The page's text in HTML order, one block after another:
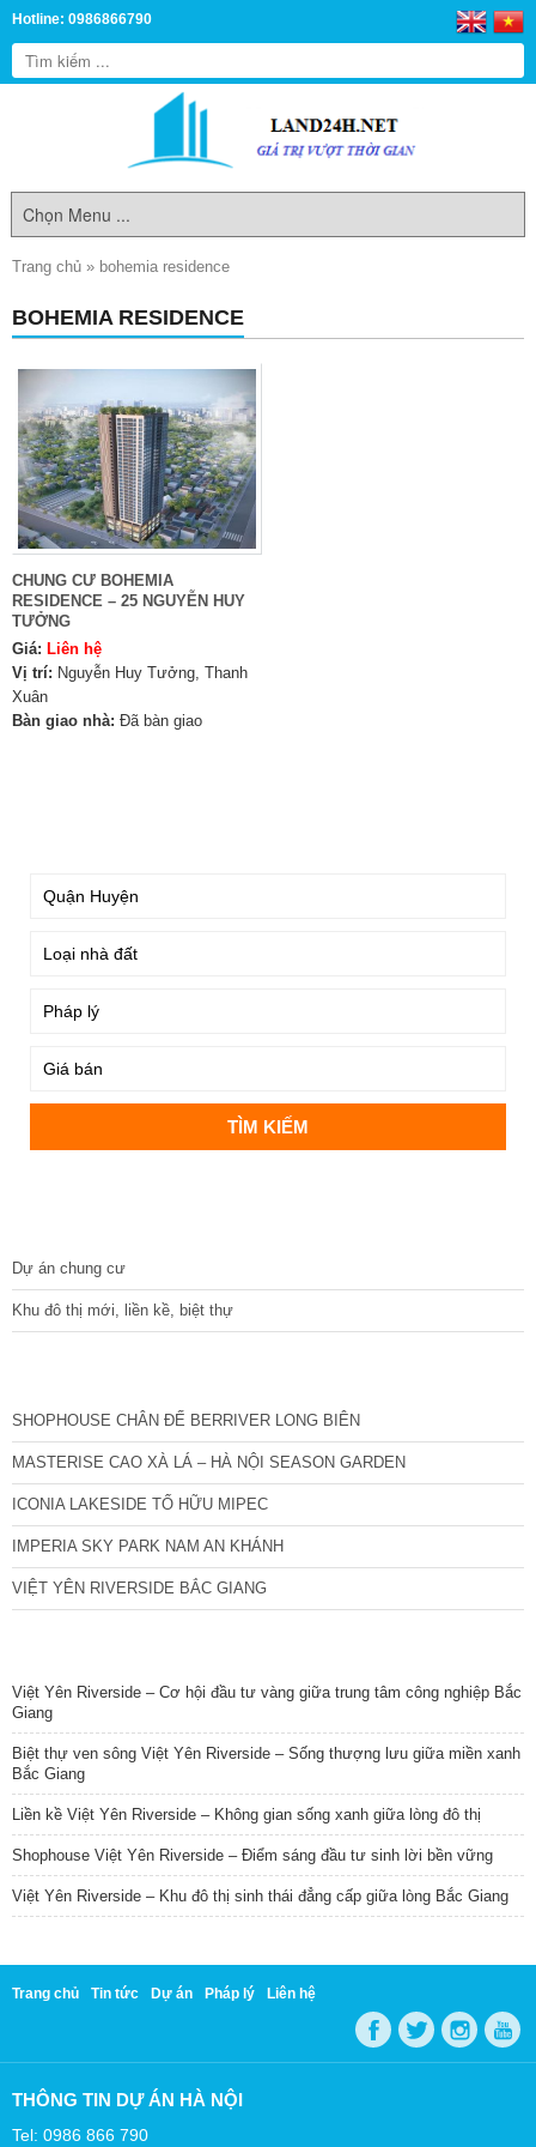
Hotline: 0986866790
Trang chủ » bohemia residence
BOHEMIA RESIDENCE
CHUNG CƯ BOHEMIA
RESIDENCE – 25 NGUYỄN HUY
TƯỞNG
Giá: Liên hệ
Vị trí: Nguyễn Huy Tưởng, Thanh
Xuân
Bàn giao nhà: Đã bàn giao
Dự án chung cư
Khu đô thị mới, liền kề, biệt thự
SHOPHOUSE CHÂN ĐẾ BERRIVER LONG BIÊN
MASTERISE CAO XÀ LÁ – HÀ NỘI SEASON GARDEN
ICONIA LAKESIDE TỐ HỮU MIPEC
IMPERIA SKY PARK NAM AN KHÁNH
VIỆT YÊN RIVERSIDE BẮC GIANG
Việt Yên Riverside – Cơ hội đầu tư vàng giữa trung tâm công nghiệp Bắc
Giang
Biệt thự ven sông Việt Yên Riverside – Sống thượng lưu giữa miền xanh
Bắc Giang
Liền kề Việt Yên Riverside – Không gian sống xanh giữa lòng đô thị
Shophouse Việt Yên Riverside – Điểm sáng đầu tư sinh lời bền vững
Việt Yên Riverside – Khu đô thị sinh thái đẳng cấp giữa lòng Bắc Giang
Trang chủ Tin tức Dự án Pháp lý Liên hệ
THÔNG TIN DỰ ÁN HÀ NỘI
Tel: 0986 866 790